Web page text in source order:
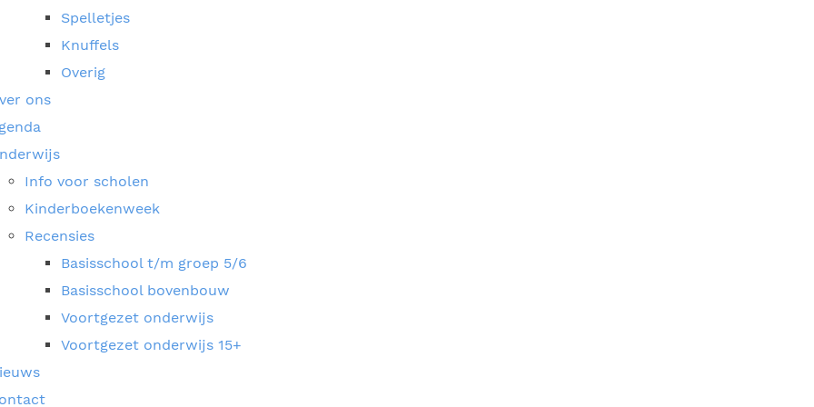
Spelletjes
Knuffels
Overig
ons
Info voor scholen
Kinderboekenweek
Recensies
Basisschool t/m groep 5/6
Basisschool bovenbouw
Voortgezet onderwijs
Voortgezet onderwijs 15+